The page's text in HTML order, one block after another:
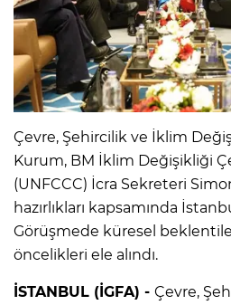
Çevre, Şehircilik ve İklim
Kurum, BM İklim Değişikliği
(UNFCCC) İcra Sekreteri
hazırlıkları kapsamında
Görüşmede küresel
öncelikleri ele alındı.
İSTANBUL (İGFA) - Çevre,